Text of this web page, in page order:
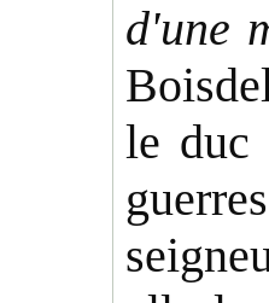
d'une
le duc